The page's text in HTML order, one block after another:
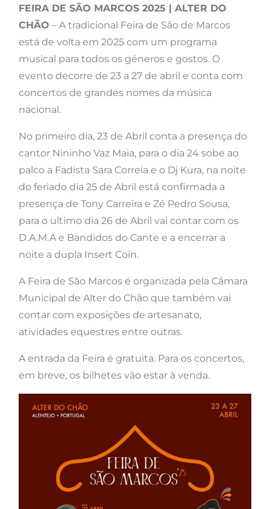
FEIRA DE SÃO MARCOS 2025 | ALTER DO
CHÃO – A tradicional Feira de São de Marcos
está de volta em 2025 com um programa
musical para todos os géneros e gostos. O
evento decorre de 23 a 27 de abril e conta com
concertos de grandes nomes da música
nacional.
No primeiro dia, 23 de Abril conta a presença do
cantor Nininho Vaz Maia, para o dia 24 sobe ao
palco a Fadista Sara Correia e o Dj Kura, na noite
do feriado dia 25 de Abril está confirmada a
presença de Tony Carreira e Zé Pedro Sousa,
para o ultimo dia 26 de Abril vai contar com os
D.A.M.A e Bandidos do Cante e a encerrar a
noite a dupla Insert Coin.
A Feira de São Marcos é organizada pela Câmara
Municipal de Alter do Chão que também vai
contar com exposições de artesanato,
atividades equestres entre outras.
A entrada da Feira é gratuita. Para os concertos,
em breve, os bilhetes vão estar à venda.